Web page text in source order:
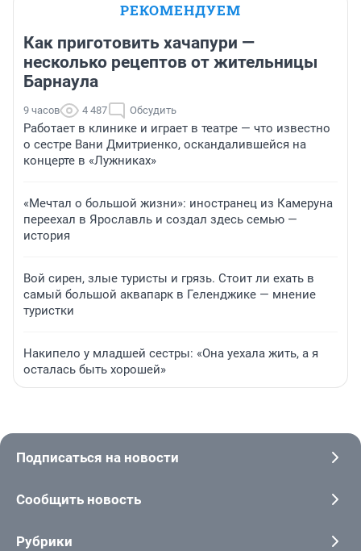
РЕКОМЕНДУЕМ
Как приготовить хачапури —
несколько рецептов от жительницы
Барнаула
9 часов 4 487 Обсудить
Работает в клинике и играет в театре — что известно
о сестре Вани Дмитриенко, оскандалившейся на
концерте в «Лужниках»
«Мечтал о большой жизни»: иностранец из Камеруна
переехал в Ярославль и создал здесь семью —
история
Вой сирен, злые туристы и грязь. Стоит ли ехать в
самый большой аквапарк в Геленджике — мнение
туристки
Накипело у младшей сестры: «Она уехала жить, а я
осталась быть хорошей»
Подписаться на новости
Сообщить новость
Рубрики